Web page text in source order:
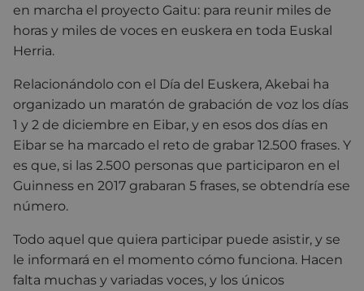
en marcha el proyecto Gaitu: para reunir miles de
horas y miles de voces en euskera en toda Euskal
Herria.
Relacionándolo con el Día del Euskera, Akebai ha
organizado un maratón de grabación de voz los días
1 y 2 de diciembre en Eibar, y en esos dos días en
Eibar se ha marcado el reto de grabar 12.500 frases. Y
es que, si las 2.500 personas que participaron en el
Guinness en 2017 grabaran 5 frases, se obtendría ese
número.
Todo aquel que quiera participar puede asistir, y se
le informará en el momento cómo funciona. Hacen
falta muchas y variadas voces, y los únicos